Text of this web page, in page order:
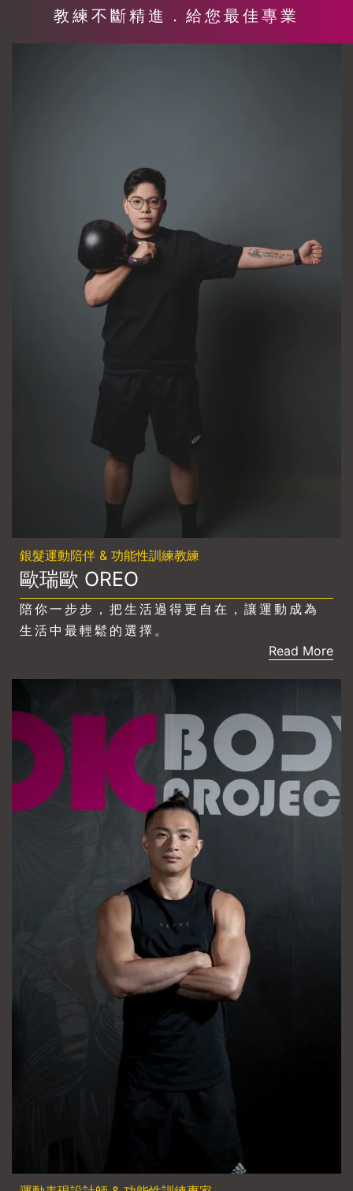
教練不斷精進．給您最佳專業
銀髮運動陪伴 & 功能性訓練教練
歐瑞歐 OREO
陪你一步步，把生活過得更自在，讓運動成為
生活中最輕鬆的選擇。
Read More